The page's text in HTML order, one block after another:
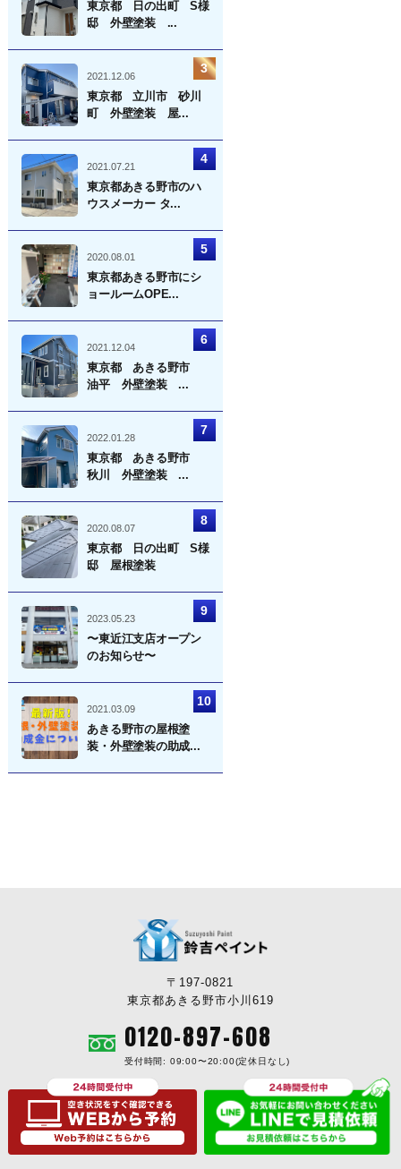
東京都 日の出町 S様
邸 外壁塗装 ...
2021.12.06
東京都 立川市 砂川
町 外壁塗装 屋...
2021.07.21
東京都あきる野市のハ
ウスメーカー タ...
2020.08.01
東京都あきる野市にシ
ョールームOPE...
2021.12.04
東京都 あきる野市
油平 外壁塗装 ...
2022.01.28
東京都 あきる野市
秋川 外壁塗装 ...
2020.08.07
東京都 日の出町 S様
邸 屋根塗装
2023.05.23
〜東近江支店オープン
のお知らせ〜
2021.03.09
あきる野市の屋根塗
装・外壁塗装の助成...
〒197-0821
東京都あきる野市小川619
0120-897-608
受付時間: 09:00〜20:00(定休日なし)